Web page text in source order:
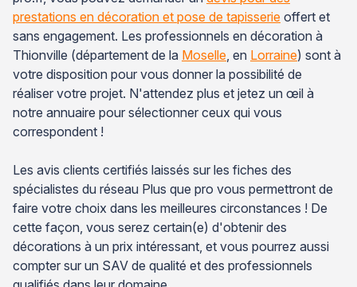
prestations en décoration et pose de tapisserie offert et
sans engagement. Les professionnels en décoration à
Thionville (département de la Moselle, en Lorraine) sont à
votre disposition pour vous donner la possibilité de
réaliser votre projet. N'attendez plus et jetez un œil à
notre annuaire pour sélectionner ceux qui vous
correspondent !
Les avis clients certifiés laissés sur les fiches des
spécialistes du réseau Plus que pro vous permettront de
faire votre choix dans les meilleures circonstances ! De
cette façon, vous serez certain(e) d'obtenir des
décorations à un prix intéressant, et vous pourrez aussi
compter sur un SAV de qualité et des professionnels